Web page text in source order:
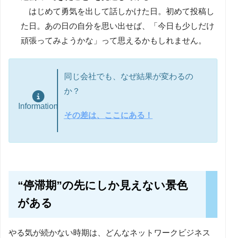
はじめて勇気を出して話しかけた日。初めて投稿し
た日。あの日の自分を思い出せば、「今日も少しだけ
頑張ってみようかな」って思えるかもしれません。
Information
同じ会社でも、なぜ結果が変わるの
か？
その差は、ここにある！
“停滞期”の先にしか見えない景色
がある
やる気が続かない時期は、どんなネットワークビジネス